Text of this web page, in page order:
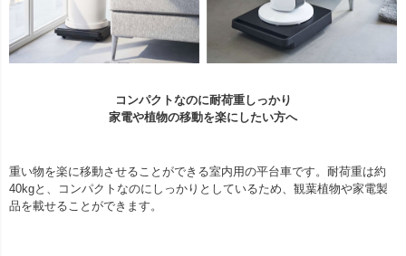
コンパクトなのに耐荷重しっかり
家電や植物の移動を楽にしたい方へ
重い物を楽に移動させることができる室内用の平台車です。耐荷重は約
40kgと、コンパクトなのにしっかりとしているため、観葉植物や家電製
品を載せることができます。